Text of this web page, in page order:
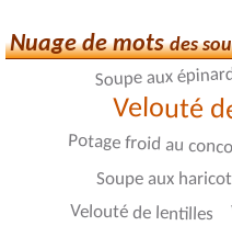
Nuage de motsdes
Soupe aux
Velouté
Potage froid au
Soupe aux
Velouté de lentilles